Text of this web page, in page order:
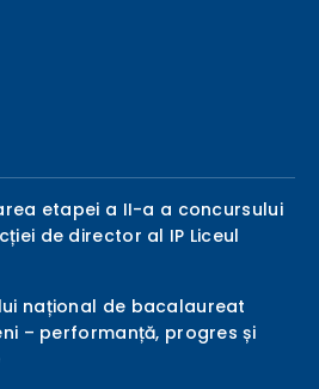
etapei a II-a a concursului
de director al IP Liceul
național de bacalaureat
– performanță, progres și